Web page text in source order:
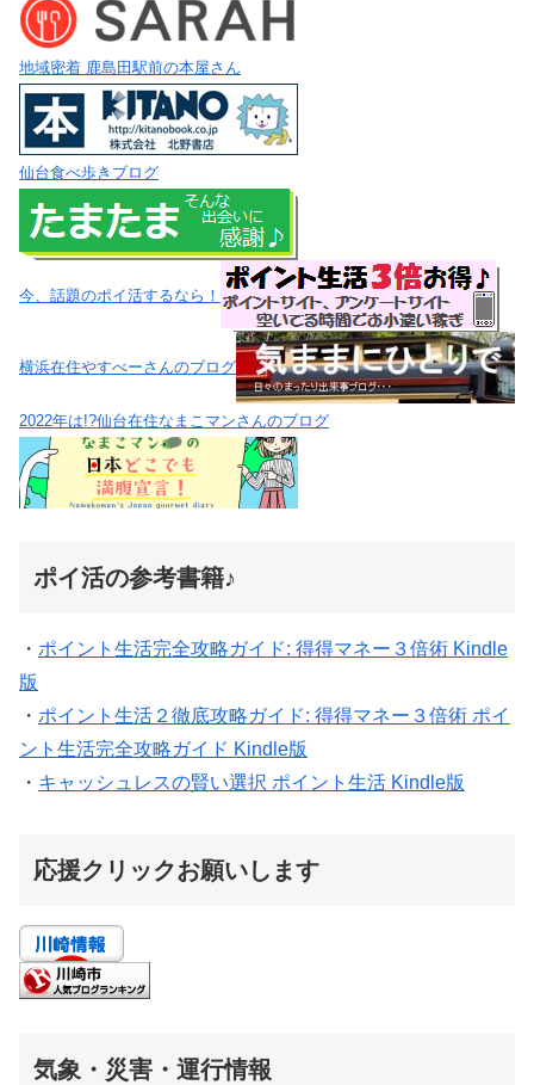
地域密着 鹿島田駅前の本屋さん
仙台食べ歩きブログ
今、話題のポイ活するなら！
横浜在住やすべーさんのブログ
2022年は!?仙台在住なまこマンさんのブログ
ポイ活の参考書籍♪
・ ポイント生活完全攻略ガイド: 得得マネー３倍術 Kindle
版
・ ポイント生活２徹底攻略ガイド: 得得マネー３倍術 ポイ
ント生活完全攻略ガイド Kindle版
・ キャッシュレスの賢い選択 ポイント生活 Kindle版
応援クリックお願いします
気象・災害・運行情報